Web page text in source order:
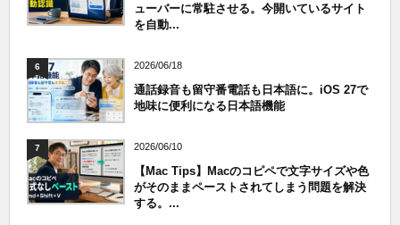
ューバーに常駐させる。今開いているサイト
を自動...
6 2026/06/18
通話録音も留守番電話も日本語に。iOS 27で
地味に便利になる日本語機能
7 2026/06/10
【Mac Tips】Macのコピペで文字サイズや色
がそのままペーストされてしまう問題を解決
する。...